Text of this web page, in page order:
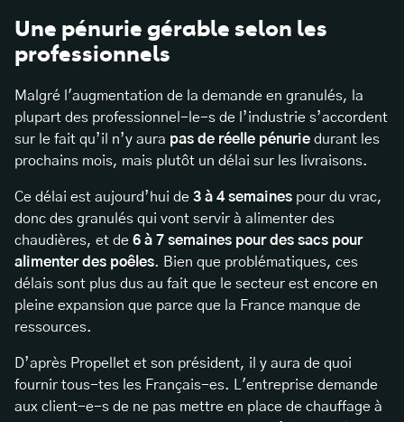
Une pénurie gérable selon les
professionnels
Malgré l'augmentation de la demande en granulés, la
plupart des professionnel-le-s de l’industrie s’accordent
sur le fait qu’il n’y aura pas de réelle pénurie durant les
prochains mois, mais plutôt un délai sur les livraisons.
Ce délai est aujourd’hui de 3 à 4 semaines pour du vrac,
donc des granulés qui vont servir à alimenter des
chaudières, et de 6 à 7 semaines pour des sacs pour
alimenter des poêles. Bien que problématiques, ces
délais sont plus dus au fait que le secteur est encore en
pleine expansion que parce que la France manque de
ressources.
D’après Propellet et son président, il y aura de quoi
fournir tous-tes les Français-es. L'entreprise demande
aux client-e-s de ne pas mettre en place de chauffage à